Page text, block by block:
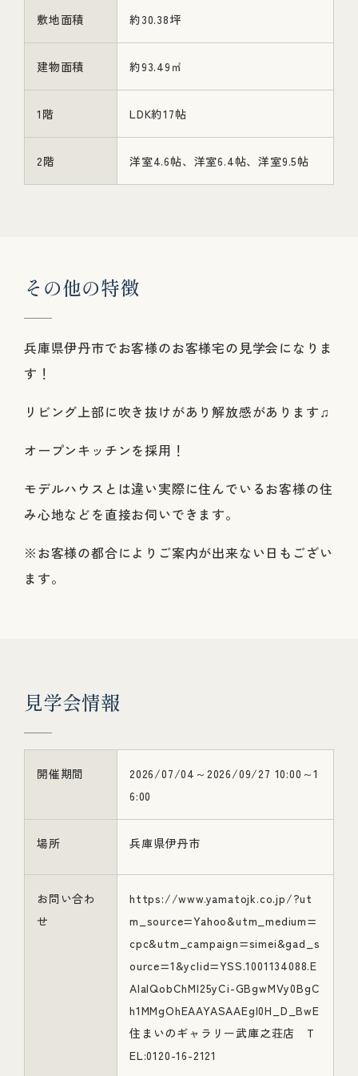
敷地面積 約30.38坪
建物面積 約93.49㎡
1階 LDK約17帖
2階 洋室4.6帖、洋室6.4帖、洋室9.5帖
その他の特徴
兵庫県伊丹市でお客様のお客様宅の見学会になりま
す！
リビング上部に吹き抜けがあり解放感があります♫
オープンキッチンを採用！
モデルハウスとは違い実際に住んでいるお客様の住
み心地などを直接お伺いできます。
※お客様の都合によりご案内が出来ない日もござい
ます。
見学会情報
開催期間
2026/07/04～2026/09/27 10:00～1
6:00
場所 兵庫県伊丹市
お問い合わ
せ
https://www.yamatojk.co.jp/?ut
m_source=Yahoo&utm_medium=
cpc&utm_campaign=simei&gad_s
ource=1&yclid=YSS.1001134088.E
AIaIQobChMI25yCi-GBgwMVy0BgC
h1MMgOhEAAYASAAEgI0H_D_BwE
住まいのギャラリー武庫之荘店 T
EL:0120-16-2121